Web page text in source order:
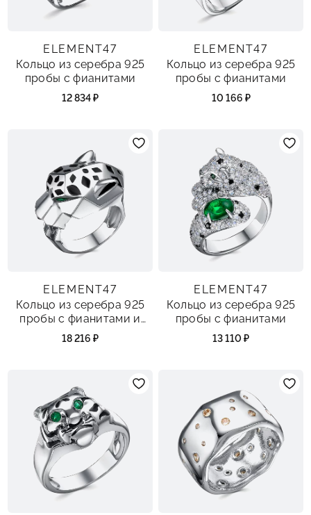
ELEMENT47
Кольцо из серебра 925
пробы с фианитами
12 834 ₽
ELEMENT47
Кольцо из серебра 925
пробы с фианитами
10 166 ₽
ELEMENT47
Кольцо из серебра 925
пробы с фианитами и
эмалью
18 216 ₽
ELEMENT47
Кольцо из серебра 925
пробы с фианитами
13 110 ₽